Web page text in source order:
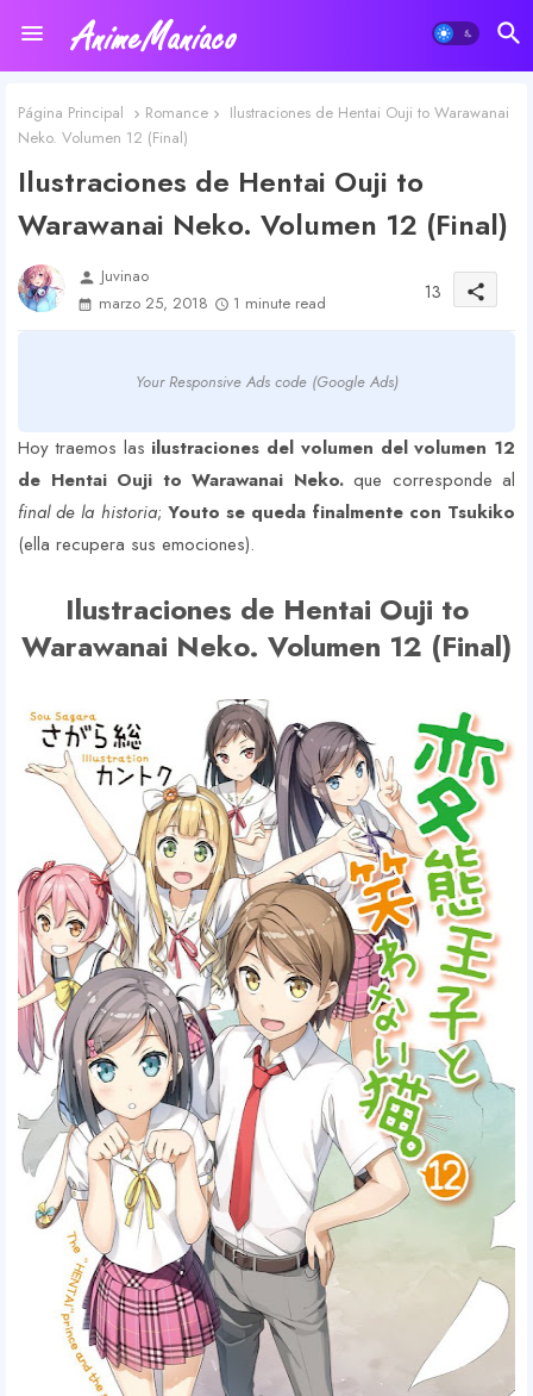
Página Principal Romance
Ilustraciones de Hentai Ouji to Warawanai
Neko. Volumen 12 (Final)
Ilustraciones de Hentai Ouji to
Warawanai Neko. Volumen 12 (Final)
person Juvinao
marzo 25, 2018
1 minute read 13 share
Your Responsive Ads code (Google Ads)
Hoy traemos las ilustraciones del volumen del volumen 12
de Hentai Ouji to Warawanai Neko.que corresponde al
final de la historia; Youto se queda finalmente con Tsukiko
(ella recupera sus emociones).
Ilustraciones de Hentai Ouji to
Warawanai Neko. Volumen 12 (Final)